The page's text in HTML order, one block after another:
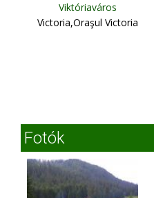
Viktóriaváros
Victoria,Oraşul Victoria
Fotók